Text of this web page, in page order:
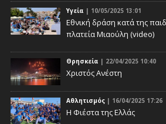
Υγεία | 10/05/2025 13:01
Eθνική δράση κατά της
πλατεία Μιαούλη (video)
Θρησκεία | 22/04/2025 10:40
Χριστός Ανέστη
Αθλητισμός | 16/04/2025 17:26
Η Φιέστα της Ελλάς